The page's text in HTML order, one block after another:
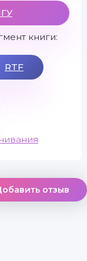
книги:
RTF
отзыв